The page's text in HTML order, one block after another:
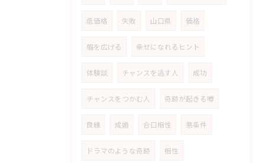
低価格 失敗 山口県 価格
幅を広げる 幸せになれるヒント
体験談 チャンスを逃す人 成功
チャンスをつかむ人 奇跡が起きる噂
良縁 成婚 合口相性 悪条件
ドラマのような奇跡 相性